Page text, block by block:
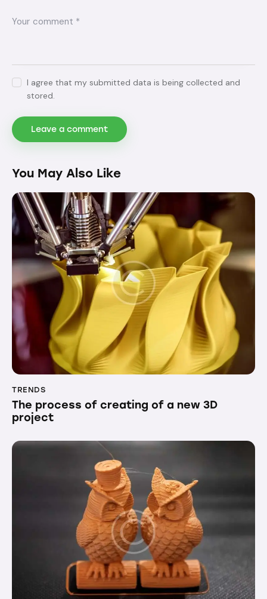
I agree that my submitted data is being collected and
stored.
You May Also Like
TRENDS
The process of creating of a new 3D
project